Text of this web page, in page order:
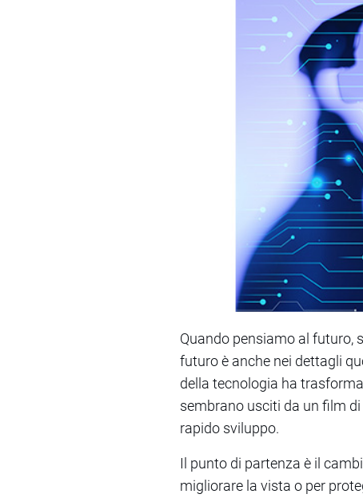
Quando pensiamo al futuro,
futuro è anche nei dettagli
della tecnologia ha
sembrano usciti da un film
rapido sviluppo.
Il punto di partenza è il
migliorare la vista o per